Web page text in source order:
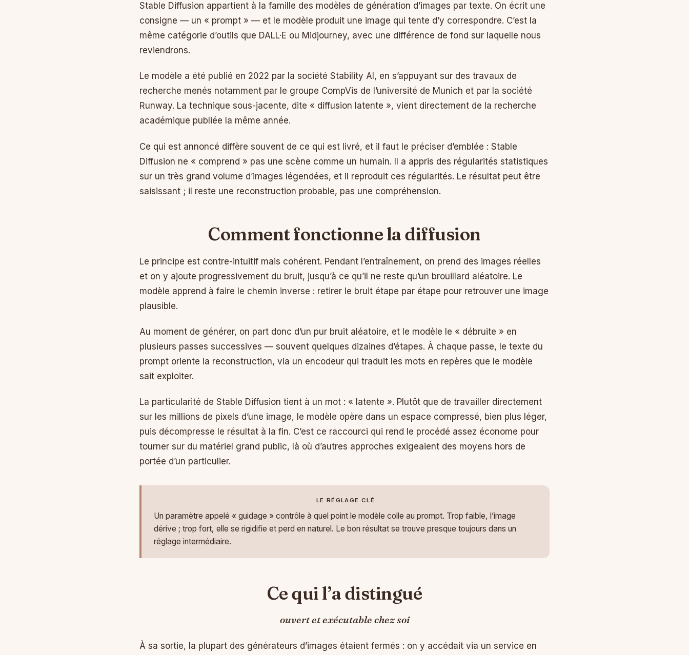
Stable Diffusion appartient à la famille des modèles de génération d’images par texte. On écrit une
consigne — un « prompt » — et le modèle produit une image qui tente d’y correspondre. C’est la
même catégorie d’outils que DALL·E ou Midjourney, avec une différence de fond sur laquelle nous
reviendrons.
Le modèle a été publié en 2022 par la société Stability AI, en s’appuyant sur des travaux de
recherche menés notamment par le groupe CompVis de l’université de Munich et par la société
Runway. La technique sous-jacente, dite « diffusion latente », vient directement de la recherche
académique publiée la même année.
Ce qui est annoncé diffère souvent de ce qui est livré, et il faut le préciser d’emblée : Stable
Diffusion ne « comprend » pas une scène comme un humain. Il a appris des régularités statistiques
sur un très grand volume d’images légendées, et il reproduit ces régularités. Le résultat peut être
saisissant ; il reste une reconstruction probable, pas une compréhension.
Comment fonctionne la diffusion
Le principe est contre-intuitif mais cohérent. Pendant l’entraînement, on prend des images réelles
et on y ajoute progressivement du bruit, jusqu’à ce qu’il ne reste qu’un brouillard aléatoire. Le
modèle apprend à faire le chemin inverse : retirer le bruit étape par étape pour retrouver une image
plausible.
Au moment de générer, on part donc d’un pur bruit aléatoire, et le modèle le « débruite » en
plusieurs passes successives — souvent quelques dizaines d’étapes. À chaque passe, le texte du
prompt oriente la reconstruction, via un encodeur qui traduit les mots en repères que le modèle
sait exploiter.
La particularité de Stable Diffusion tient à un mot : « latente ». Plutôt que de travailler directement
sur les millions de pixels d’une image, le modèle opère dans un espace compressé, bien plus léger,
puis décompresse le résultat à la fin. C’est ce raccourci qui rend le procédé assez économe pour
tourner sur du matériel grand public, là où d’autres approches exigeaient des moyens hors de
portée d’un particulier.
LE RÉGLAGE CLÉ
Un paramètre appelé « guidage » contrôle à quel point le modèle colle au prompt. Trop faible, l’image
dérive ; trop fort, elle se rigidifie et perd en naturel. Le bon résultat se trouve presque toujours dans un
réglage intermédiaire.
Ce qui l’a distingué
ouvert et exécutable chez soi
À sa sortie, la plupart des générateurs d’images étaient fermés : on y accédait via un service en